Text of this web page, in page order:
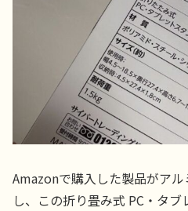
Amazonで購入した製品がア
し、この折り畳み式 PC・タ